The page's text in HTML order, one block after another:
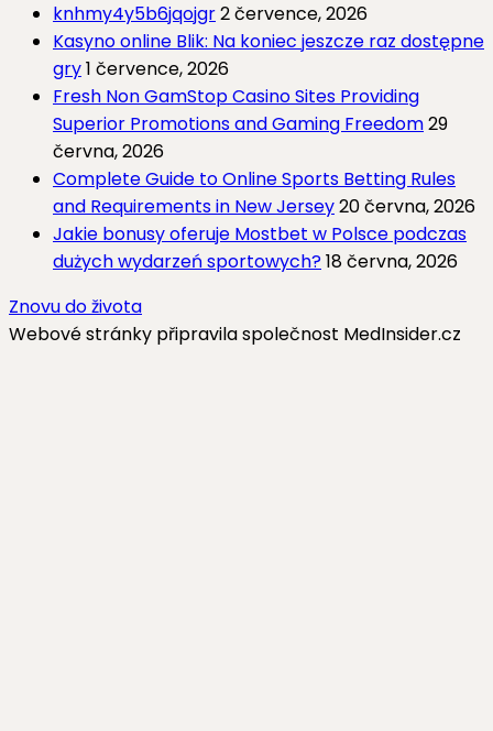
knhmy4y5b6jqojgr2 července, 2026
Kasyno online Blik: Na koniec jeszcze raz dostępne
gry1 července, 2026
Fresh Non GamStop Casino Sites Providing
Superior Promotions and Gaming Freedom29
června, 2026
Complete Guide to Online Sports Betting Rules
and Requirements in New Jersey20 června, 2026
Jakie bonusy oferuje Mostbet w Polsce podczas
dużych wydarzeń sportowych?18 června, 2026
Znovu do života
Webové stránky připravila společnost MedInsider.cz